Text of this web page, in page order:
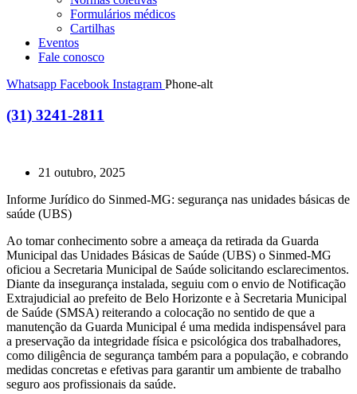
Formulários médicos
Cartilhas
Eventos
Fale conosco
Whatsapp Facebook Instagram Phone-alt
(31) 3241-2811
21 outubro, 2025
Informe Jurídico do Sinmed-MG: segurança nas unidades básicas de
saúde (UBS)
Ao tomar conhecimento sobre a ameaça da retirada da Guarda
Municipal das Unidades Básicas de Saúde (UBS) o Sinmed-MG
oficiou a Secretaria Municipal de Saúde solicitando esclarecimentos.
Diante da insegurança instalada, seguiu com o envio de Notificação
Extrajudicial ao prefeito de Belo Horizonte e à Secretaria Municipal
de Saúde (SMSA) reiterando a colocação no sentido de que a
manutenção da Guarda Municipal é uma medida indispensável para
a preservação da integridade física e psicológica dos trabalhadores,
como diligência de segurança também para a população, e cobrando
medidas concretas e efetivas para garantir um ambiente de trabalho
seguro aos profissionais da saúde.